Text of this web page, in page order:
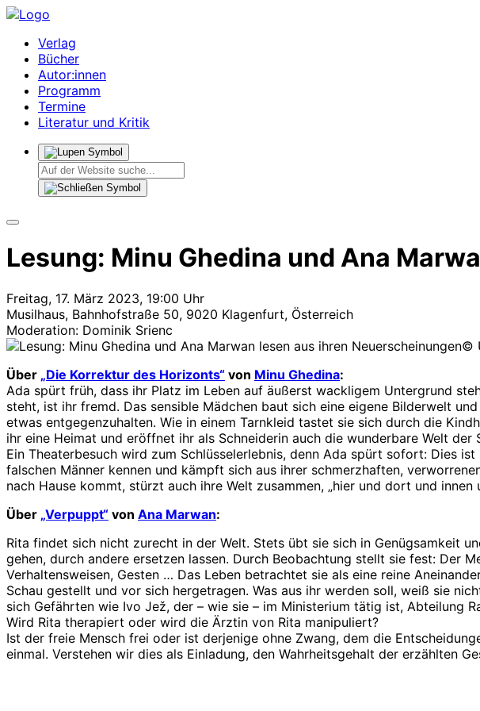
Verlag
Bücher
Autor:innen
Programm
Termine
Literatur und Kritik
Lesung: Minu Ghedina und Ana
Freitag, 17. März 2023, 19:00 Uhr
Musilhaus, Bahnhofstraße 50, 9020 Klagenfurt, Österreich
Moderation: Dominik Srienc
©
Über „Die Korrektur des Horizonts“ von Minu Ghedina:
Ada spürt früh, dass ihr Platz im Leben auf äußerst wackligem Untergrund
steht, ist ihr fremd. Das sensible Mädchen baut sich eine eigene Bilderwelt
etwas entgegenzuhalten. Wie in einem Tarnkleid tastet sie sich durch die
ihr eine Heimat und eröffnet ihr als Schneiderin auch die wunderbare Welt
Ein Theaterbesuch wird zum Schlüsselerlebnis, denn Ada spürt sofort: Dies
falschen Männer kennen und kämpft sich aus ihrer schmerzhaften,
nach Hause kommt, stürzt auch ihre Welt zusammen, „hier und dort und
Über „Verpuppt“ von Ana Marwan:
Rita findet sich nicht zurecht in der Welt. Stets übt sie sich in Genügsamkeit
gehen, durch andere ersetzen lassen. Durch Beobachtung stellt sie fest: Der
Verhaltensweisen, Gesten … Das Leben betrachtet sie als eine reine
Schau gestellt und vor sich hergetragen. Was aus ihr werden soll, weiß sie
sich Gefährten wie Ivo Jež, der – wie sie – im Ministerium tätig ist, Abteilung
Wird Rita therapiert oder wird die Ärztin von Rita manipuliert?
Ist der freie Mensch frei oder ist derjenige ohne Zwang, dem die
einmal. Verstehen wir dies als Einladung, den Wahrheitsgehalt der erzählten